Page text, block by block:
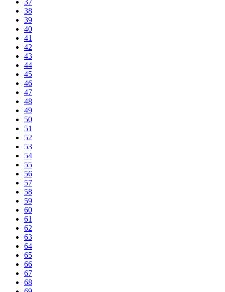
37
38
39
40
41
42
43
44
45
46
47
48
49
50
51
52
53
54
55
56
57
58
59
60
61
62
63
64
65
66
67
68